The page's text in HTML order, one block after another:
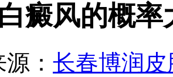
癜风的概率
： 长春博润